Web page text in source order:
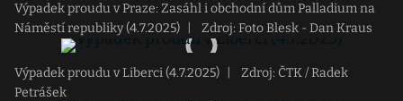
Výpadek proudu v Praze: Zasáhl i obchodní dům Palladium na
Náměstí republiky (4.7.2025)
Zdroj: Foto Blesk - Dan Kraus
Výpadek proudu v Liberci (4.7.2025)
Zdroj: ČTK / Radek
Petrášek